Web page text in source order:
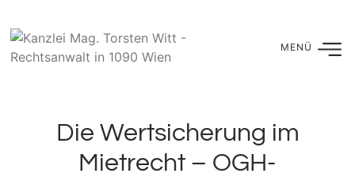
Die Wertsicherung im
Mietrecht – OGH-